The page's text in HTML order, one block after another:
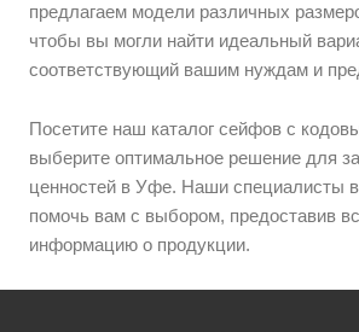
предлагаем модели различных
чтобы вы могли найти идеальный
соответствующий вашим нуждам и
Посетите наш каталог сейфов с
выберите оптимальное решение для
ценностей в Уфе. Наши специалисты
помочь вам с выбором, предоставив
информацию о продукции.